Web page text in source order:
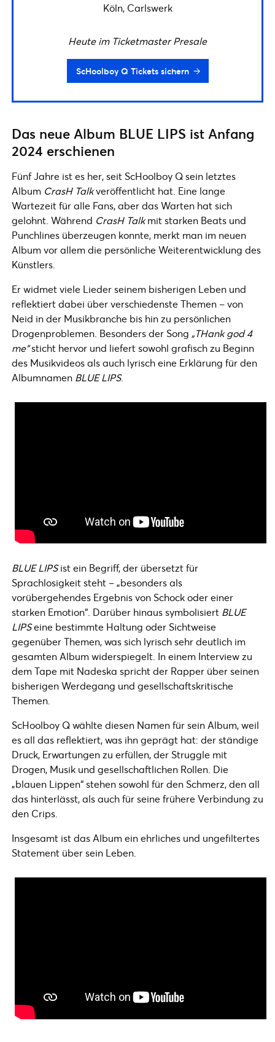
Köln, Carlswerk
Heute im Ticketmaster Presale
ScHoolboy Q Tickets sichern
Das neue Album BLUE LIPS ist Anfang
2024 erschienen
Fünf Jahre ist es her, seit ScHoolboy Q sein letztes
Album CrasH Talkveröffentlicht hat. Eine lange
Wartezeit für alle Fans, aber das Warten hat sich
gelohnt. Während CrasH Talkmit starken Beats und
Punchlines überzeugen konnte, merkt man im neuen
Album vor allem die persönliche Weiterentwicklung des
Künstlers.
Er widmet viele Lieder seinem bisherigen Leben und
reflektiert dabei über verschiedenste Themen – von
Neid in der Musikbranche bis hin zu persönlichen
Drogenproblemen. Besonders der Song „THank god 4
me“sticht hervor und liefert sowohl grafisch zu Beginn
des Musikvideos als auch lyrisch eine Erklärung für den
Albumnamen BLUE LIPS.
BLUE LIPSist ein Begriff, der übersetzt für
Sprachlosigkeit steht – „besonders als
vorübergehendes Ergebnis von Schock oder einer
starken Emotion“. Darüber hinaus symbolisiert BLUE
LIPSeine bestimmte Haltung oder Sichtweise
gegenüber Themen, was sich lyrisch sehr deutlich im
gesamten Album widerspiegelt. In einem Interview zu
dem Tape mit Nadeska spricht der Rapper über seinen
bisherigen Werdegang und gesellschaftskritische
Themen.
ScHoolboy Q wählte diesen Namen für sein Album, weil
es all das reflektiert, was ihn geprägt hat: der ständige
Druck, Erwartungen zu erfüllen, der Struggle mit
Drogen, Musik und gesellschaftlichen Rollen. Die
„blauen Lippen“ stehen sowohl für den Schmerz, den all
das hinterlässt, als auch für seine frühere Verbindung zu
den Crips.
Insgesamt ist das Album ein ehrliches und ungefiltertes
Statement über sein Leben.